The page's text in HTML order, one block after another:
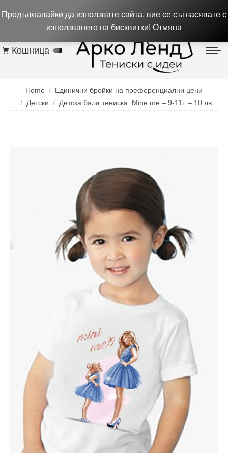
Контакти
Кошница
Home
Единични бройки на преференциални цени
Детски
Детска бяла тениска: Mine me – 9-11г. – 10 лв
Продължавайки да използвате сайта, вие се съгласявате с
използването на бисквитки! Отмяна